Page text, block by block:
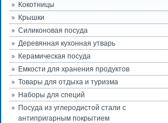
Кокотницы
Крышки
Силиконовая посуда
Деревянная кухонная утварь
Керамическая посуда
Емкости для хранения продуктов
Товары для отдыха и туризма
Наборы для специй
Посуда из углеродистой стали с
антипригарным покрытием